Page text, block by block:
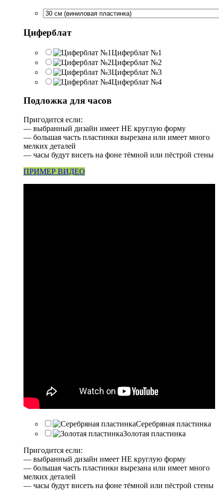
Циферблат
Циферблат №1
Циферблат №2
Циферблат №3
Циферблат №4
Подложка для часов
Пригодится если:
— выбранный дизайн имеет НЕ круглую форму
— большая часть пластинки вырезана или имеет много
мелких деталей
— часы будут висеть на фоне тёмной или пёстрой стены
ПРИМЕР ВИДЕО
Серебряная пластинка
Золотая пластинка
Пригодится если:
— выбранный дизайн имеет НЕ круглую форму
— большая часть пластинки вырезана или имеет много
мелких деталей
— часы будут висеть на фоне тёмной или пёстрой стены